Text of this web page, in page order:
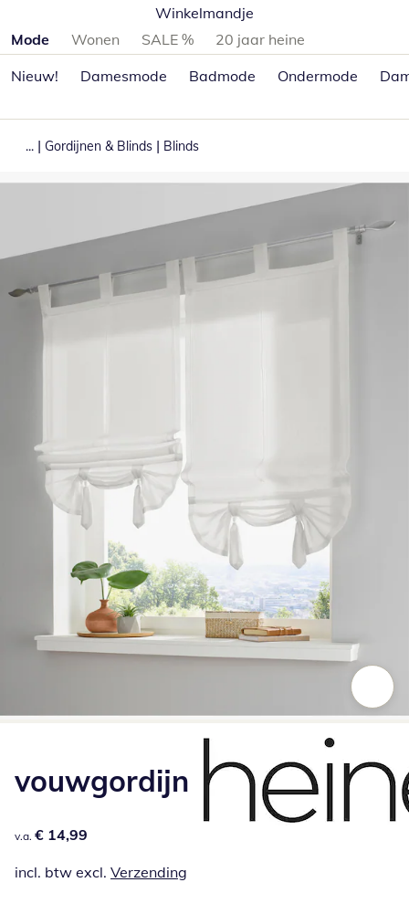
Winkelmandje
Productcategorieën overslaan
Mode Wonen SALE %
20 jaar heine
Nieuw!
Damesmode Badmode Ondermode
... | Gordijnen & Blinds | Blinds
vouwgordijn
€ 14,99
v.a. € 14,99
incl. btw excl. Verzending